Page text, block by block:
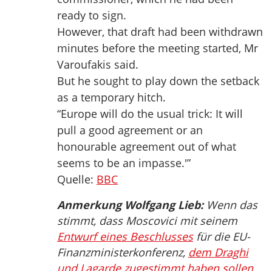
ready to sign.
However, that draft had been withdrawn
minutes before the meeting started, Mr
Varoufakis said.
But he sought to play down the setback
as a temporary hitch.
“Europe will do the usual trick: It will
pull a good agreement or an
honourable agreement out of what
seems to be an impasse.'”
Quelle: BBC
Anmerkung Wolfgang Lieb:Wenn das
stimmt, dass Moscovici mit seinem
Entwurf eines Beschlussesfür die EU-
Finanzministerkonferenz, dem Draghi
und Lagarde zugestimmt haben sollen